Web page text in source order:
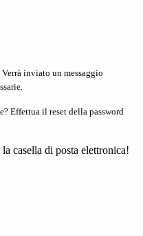
Verrà inviato un messaggio
Effettua il reset della password
casella di posta elettronica!